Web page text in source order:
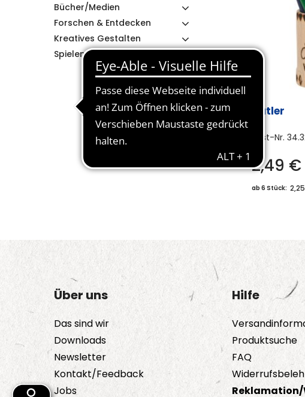
Bücher/Medien
Forschen & Entdecken
Kreatives Gestalten
Spielen & Lernen
Butler
Best-Nr.
2,49 €
ab 6 Stück:
Über uns
Das sind wir
Downloads
Newsletter
Kontakt/Feedback
Jobs
Hilfe
Produktsuche
FAQ